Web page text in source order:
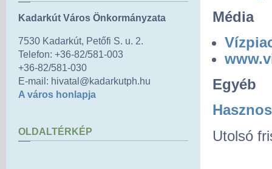
Kadarkút Város Önkormányzata
7530 Kadarkút, Petőfi S. u. 2.
Telefon: +36-82/581-003
+36-82/581-030
E-mail: hivatal@kadarkutph.hu
A város honlapja
OLDALTÉRKÉP
Média
Egyéb
Utolsó